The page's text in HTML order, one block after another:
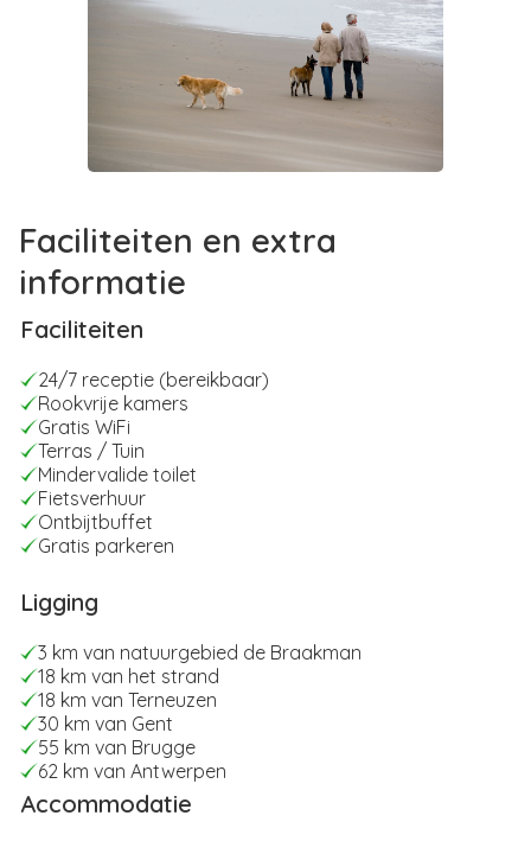
Faciliteiten en extra
informatie
Faciliteiten
24/7 receptie (bereikbaar)
Rookvrije kamers
Gratis WiFi
Terras / Tuin
Mindervalide toilet
Fietsverhuur
Ontbijtbuffet
Gratis parkeren
Ligging
3 km van natuurgebied de Braakman
18 km van het strand
18 km van Terneuzen
30 km van Gent
55 km van Brugge
62 km van Antwerpen
Accommodatie